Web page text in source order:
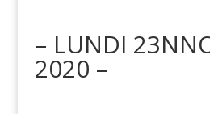
– LUNDI
2020 –